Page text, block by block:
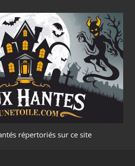
LIEUX
répertoriés sur ce site